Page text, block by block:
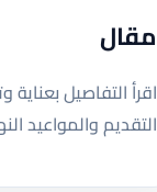
مقال
اقرأ التفاصيل
التقديم والمواعيد